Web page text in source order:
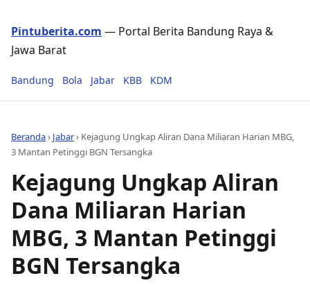
Pintuberita.com — Portal Berita Bandung Raya &
Jawa Barat
Bandung Bola Jabar KBB KDM
Beranda› Jabar› Kejagung Ungkap Aliran Dana Miliaran Harian MBG,
3 Mantan Petinggi BGN Tersangka
Kejagung Ungkap Aliran
Dana Miliaran Harian
MBG, 3 Mantan Petinggi
BGN Tersangka